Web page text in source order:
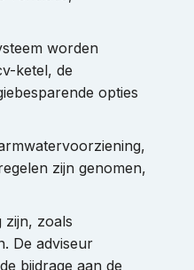
worden
ketel, de
opties
zijn genomen,
zijn, zoals
De adviseur
bijdrage aan de